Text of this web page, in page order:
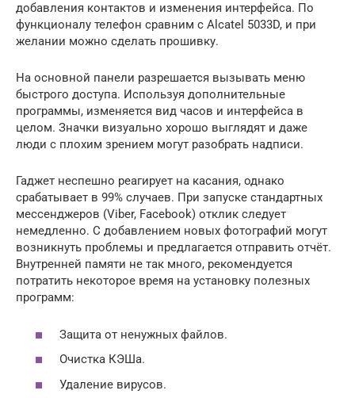
добавления контактов и изменения интерфейса. По
функционалу телефон сравним с Alcatel 5033D, и при
желании можно сделать прошивку.
На основной панели разрешается вызывать меню
быстрого доступа. Используя дополнительные
программы, изменяется вид часов и интерфейса в
целом. Значки визуально хорошо выглядят и даже
люди с плохим зрением могут разобрать надписи.
Гаджет неспешно реагирует на касания, однако
срабатывает в 99% случаев. При запуске стандартных
мессенджеров (Viber, Facebook) отклик следует
немедленно. С добавлением новых фотографий могут
возникнуть проблемы и предлагается отправить отчёт.
Внутренней памяти не так много, рекомендуется
потратить некоторое время на установку полезных
программ:
Защита от ненужных файлов.
Очистка КЭШа.
Удаление вирусов.